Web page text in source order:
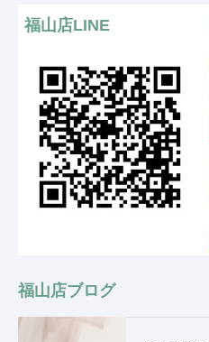
福山店LINE
福山店ブログ